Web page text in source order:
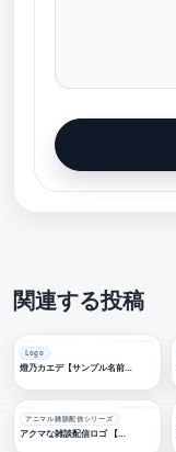
関連する投稿
Logo
アニマル雑談配信シリーズ